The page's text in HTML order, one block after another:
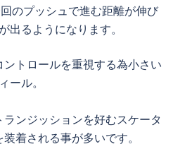
のプッシュで進む距離が伸び
出るようになります。
トロールを重視する為小さい
ール。
ンジッションを好むスケータ
着される事が多いです。